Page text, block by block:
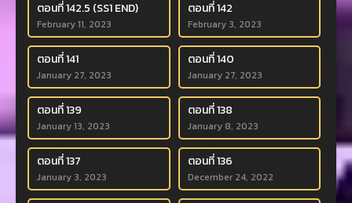
ตอนที่ 142.5 (SS1 END)
February 11, 2023
ตอนที่ 142
February 3, 2023
ตอนที่ 141
January 27, 2023
ตอนที่ 140
January 27, 2023
ตอนที่ 139
January 13, 2023
ตอนที่ 138
January 8, 2023
ตอนที่ 137
January 3, 2023
ตอนที่ 136
December 24, 2022